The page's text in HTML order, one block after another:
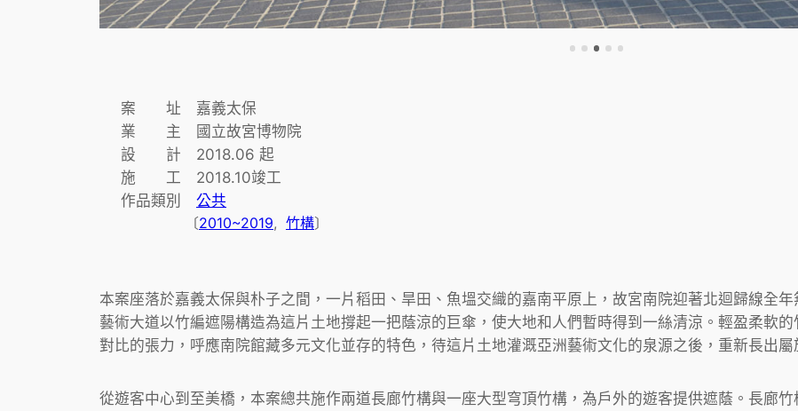
案 址 嘉義太保
業 主 國立故宮博物院
設 計 2018.06 起
施 工 2018.10竣工
作品類別 公共
〔2010~2019, 竹構〕
本案座落於嘉義太保與朴子之間，一片稻田、旱田、魚塭交織的嘉南平原上，故宮南院迎著北迴歸線全
藝術大道以竹編遮陽構造為這片土地撐起一把蔭涼的巨傘，使大地和人們暫時得到一絲清涼。輕盈柔軟
對比的張力，呼應南院館藏多元文化並存的特色，待這片土地灌溉亞洲藝術文化的泉源之後，重新長出屬
從遊客中心到至美橋，本案總共施作兩道長廊竹構與一座大型穹頂竹構，為戶外的遊客提供遮蔭。長廊